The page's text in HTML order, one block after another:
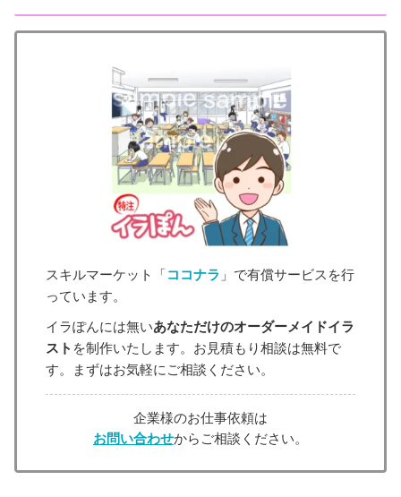
スキルマーケット「ココナラ 」で有償サービスを行
っています。
イラぽんには無いあなただけのオーダーメイドイラ
スト を制作いたします。お見積もり相談は無料で
す。まずはお気軽にご相談ください。
企業様のお仕事依頼は
お問い合わせからご相談ください。